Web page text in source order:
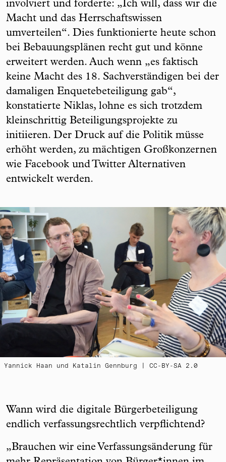
involviert und forderte: „Ich will, dass wir die
Macht und das Herrschaftswissen
umverteilen“. Dies funktionierte heute schon
bei Bebauungsplänen recht gut und könne
erweitert werden. Auch wenn „es faktisch
keine Macht des 18. Sachverständigen bei der
damaligen Enquetebeteiligung gab“,
konstatierte Niklas, lohne es sich trotzdem
kleinschrittig Beteiligungsprojekte zu
initiieren. Der Druck auf die Politik müsse
erhöht werden, zu mächtigen Großkonzernen
wie Facebook und Twitter Alternativen
entwickelt werden.
Yannick Haan und Katalin Gennburg | CC-BY-SA 2.0
Wann wird die digitale Bürgerbeteiligung
endlich verfassungsrechtlich verpflichtend?
„Brauchen wir eine Verfassungsänderung für